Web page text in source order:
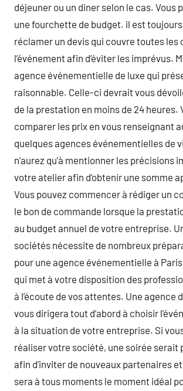
déjeuner ou un diner selon le cas. Vous
une fourchette de budget. il est
réclamer un devis qui couvre toutes les
l’événement afin d’éviter les imprévus.
agence événementielle de luxe qui
raisonnable. Celle-ci devrait vous
de la prestation en moins de 24 heures.
comparer les prix en vous renseignant
quelques agences événementielles de
n’aurez qu’à mentionner les précisions
votre atelier afin d’obtenir une somme
Vous pouvez commencer à rédiger un
le bon de commande lorsque la
au budget annuel de votre entreprise.
sociétés nécessite de nombreux
pour une agence événementielle à
qui met à votre disposition des
à l’écoute de vos attentes. Une agence
vous dirigera tout d’abord à choisir
à la situation de votre entreprise. Si
réaliser votre société, une soirée serait
afin d’inviter de nouveaux partenaires
sera à tous moments le moment idéal